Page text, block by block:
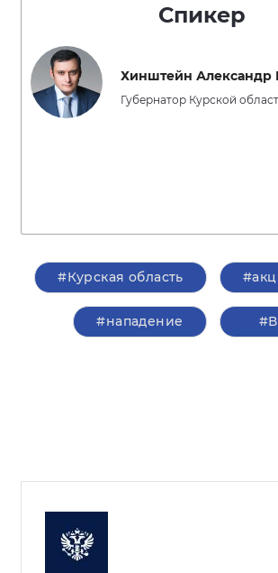
Спикер
Хинштейн Александр
Губернатор Курской
#Курская область
#нападение